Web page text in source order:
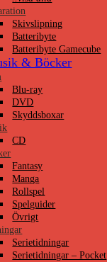
Skivslipning
Batteribyte
Batteribyte Gamecube
& Böcker
Blu-ray
DVD
Skyddsboxar
CD
Fantasy
Manga
Rollspel
Spelguider
Övrigt
Serietidningar
Serietidningar – Pocket